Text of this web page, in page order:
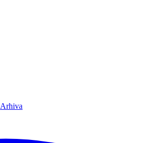
Arhiva